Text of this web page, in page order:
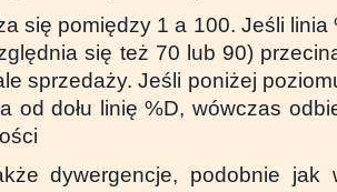
się pomiędzy 1 a 100. Jeśli
się też 70 lub 90)
sprzedaży. Jeśli poniżej
od dołu linię %D, wówczas
dywergencje, podobnie jak